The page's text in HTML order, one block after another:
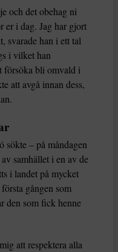
och det obehag ni
er i dag. Jag har gjort
svarade han i ett tal
i vilket han
försöka bli omvald i
att avgå innan dess,
sökte – på måndagen
samhället i en av de
i landet på mycket
gången som
den som fick henne
att respektera alla